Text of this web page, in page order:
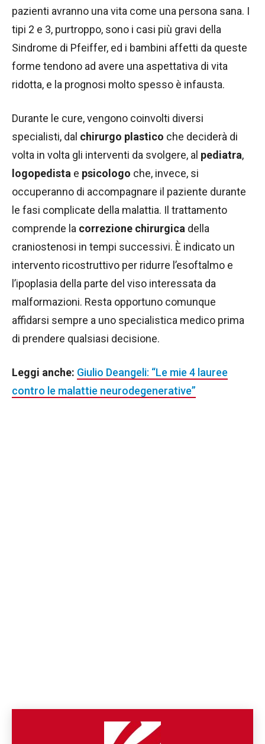
pazienti avranno una vita come una persona sana. I
tipi 2 e 3, purtroppo, sono i casi più gravi della
Sindrome di Pfeiffer, ed i bambini affetti da queste
forme tendono ad avere una aspettativa di vita
ridotta, e la prognosi molto spesso è infausta.
Durante le cure, vengono coinvolti diversi
specialisti, dal chirurgo plastico che deciderà di
volta in volta gli interventi da svolgere, al pediatra,
logopedista e psicologo che, invece, si
occuperanno di accompagnare il paziente durante
le fasi complicate della malattia. Il trattamento
comprende la correzione chirurgica della
craniostenosi in tempi successivi. È indicato un
intervento ricostruttivo per ridurre l’esoftalmo e
l’ipoplasia della parte del viso interessata da
malformazioni. Resta opportuno comunque
affidarsi sempre a uno specialistica medico prima
di prendere qualsiasi decisione.
Leggi anche: Giulio Deangeli: “Le mie 4 lauree
contro le malattie neurodegenerative”